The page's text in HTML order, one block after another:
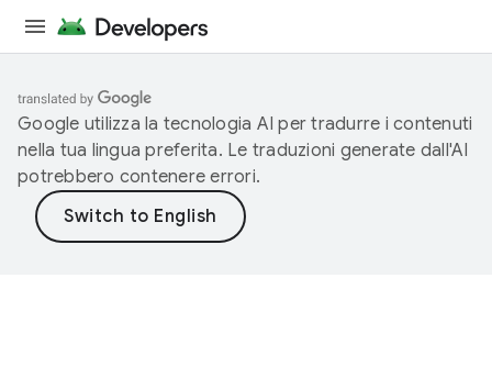
Google utilizza la tecnologia AI per tradurre i contenuti
nella tua lingua preferita. Le traduzioni generate dall'AI
potrebbero contenere errori.